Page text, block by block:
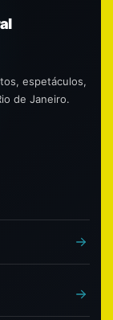
espetáculos,
de Janeiro.